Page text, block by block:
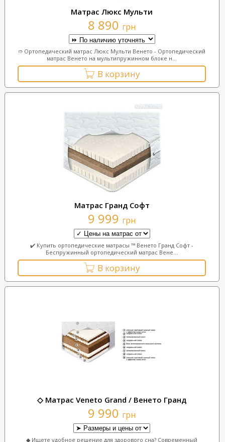
Матрас Люкс Мульти
8 890 грн
➱ Ортопедический матрас Люкс Мульти Венето - Ортопедический
матрас Венето на мультипружинном блоке н...
В корзину
Матрас Гранд Софт
9 999 грн
✔️ Купить ортопедические матрасы ™ Венето Гранд Софт -
Беспружинный ортопедический матрас Вене...
В корзину
◇ Матрас Veneto Grand / Венето Гранд
9 990 грн
◆ Ищете удобное решение для здорового сна? Современный